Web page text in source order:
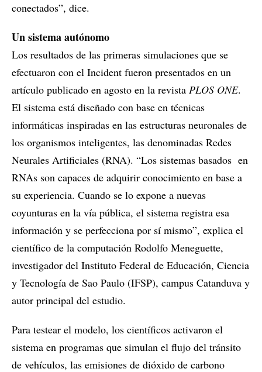
conectados”, dice.
Un sistema autónomo
Los resultados de las primeras simulaciones que se
efectuaron con el Incident fueron presentados en un
artículo publicado en agosto en la revista PLOS ONE.
El sistema está diseñado con base en técnicas
informáticas inspiradas en las estructuras neuronales de
los organismos inteligentes, las denominadas Redes
Neurales Artificiales (RNA). “Los sistemas basados en
RNAs son capaces de adquirir conocimiento en base a
su experiencia. Cuando se lo expone a nuevas
coyunturas en la vía pública, el sistema registra esa
información y se perfecciona por sí mismo”, explica el
científico de la computación Rodolfo Meneguette,
investigador del Instituto Federal de Educación, Ciencia
y Tecnología de Sao Paulo (IFSP), campus Catanduva y
autor principal del estudio.
Para testear el modelo, los científicos activaron el
sistema en programas que simulan el flujo del tránsito
de vehículos, las emisiones de dióxido de carbono